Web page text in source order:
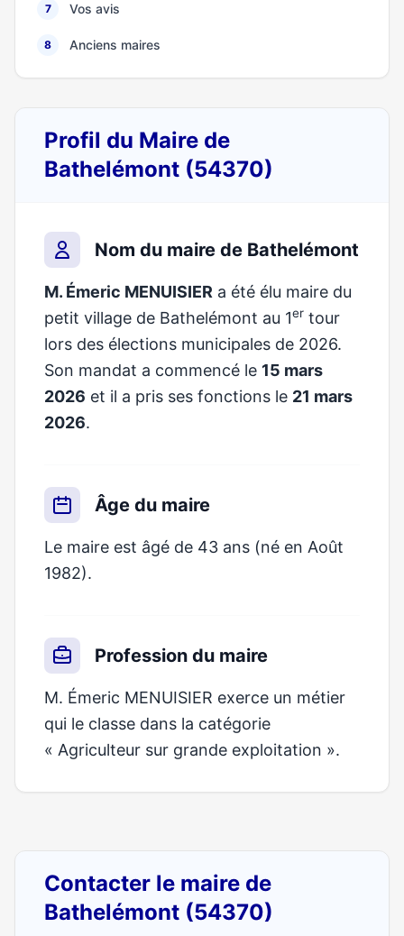
7 Vos avis
8 Anciens maires
Profil du Maire de
Bathelémont (54370)
Nom du maire de Bathelémont
M. Émeric MENUISIER a été élu maire du
petit village de Bathelémont au 1er tour
lors des élections municipales de 2026.
Son mandat a commencé le 15 mars
2026 et il a pris ses fonctions le 21 mars
2026.
Âge du maire
Le maire est âgé de 43 ans (né en Août
1982).
Profession du maire
M. Émeric MENUISIER exerce un métier
qui le classe dans la catégorie
« Agriculteur sur grande exploitation ».
Contacter le maire de
Bathelémont (54370)